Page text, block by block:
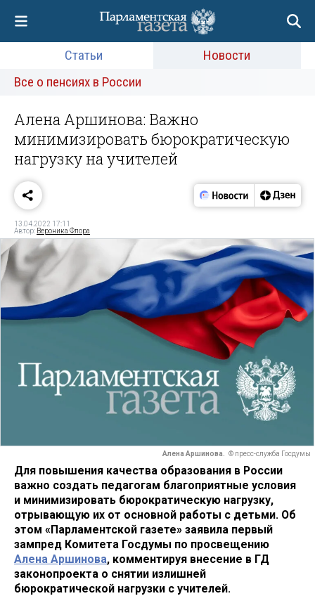
Статьи
Новости
Все о пенсиях в России
Алена Аршинова: Важно
минимизировать бюрократическую
нагрузку на учителей
13.04.2022 17:11
Автор: Вероника Флора
Алена Аршинова. © пресс-служба Госдумы
Для повышения качества образования в России
важно создать педагогам благоприятные условия
и минимизировать бюрократическую нагрузку,
отрывающую их от основной работы с детьми. Об
этом «Парламентской газете» заявила первый
зампред Комитета Госдумы по просвещению
Алена Аршинова, комментируя внесение в ГД
законопроекта о снятии излишней
бюрократической нагрузки с учителей.